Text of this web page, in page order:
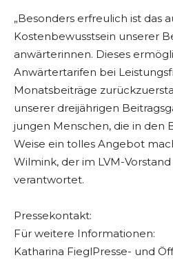
„Besonders erfreulich ist das
Kostenbewusstsein unserer
anwärterinnen. Dieses
Anwärtertarifen bei
Monatsbeiträge
unserer dreijährigen
jungen Menschen, die in den
Weise ein tolles Angebot
Wilmink, der im LVM-
verantwortet.
Pressekontakt:
Für weitere Informationen:
Katharina FieglPresse- und